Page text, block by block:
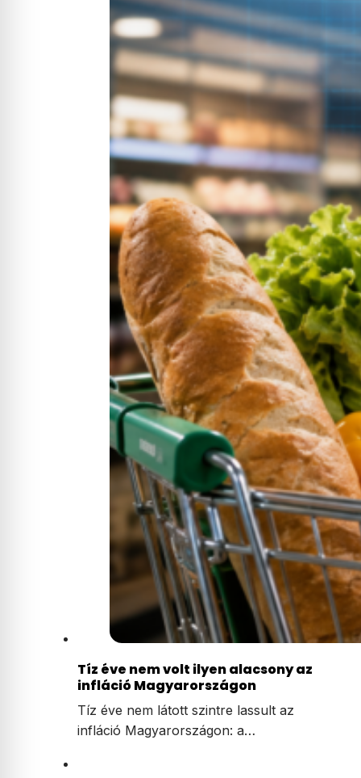
Tíz éve nem volt ilyen alacsony az
infláció Magyarországon
Tíz éve nem látott szintre lassult az
infláció Magyarországon: a…